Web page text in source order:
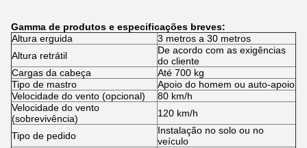
Gamma de produtos e especificações breves:
Altura erguida
3 metros a 30 metros
Altura retrátil
De acordo com as exigências
do cliente
Cargas da cabeça
Até 700 kg
Tipo de mastro
Apoio do homem ou auto-apoio
Velocidade do vento (opcional)
80 km/h
Velocidade do vento
(sobrevivência)
120 km/h
Tipo de pedido
Instalação no solo ou no
veículo